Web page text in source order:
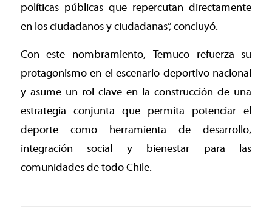
políticas públicas que repercutan directamente
en los ciudadanos y ciudadanas”, concluyó.
Con este nombramiento, Temuco refuerza su
protagonismo en el escenario deportivo nacional
y asume un rol clave en la construcción de una
estrategia conjunta que permita potenciar el
deporte como herramienta de desarrollo,
integración social y bienestar para las
comunidades de todo Chile.